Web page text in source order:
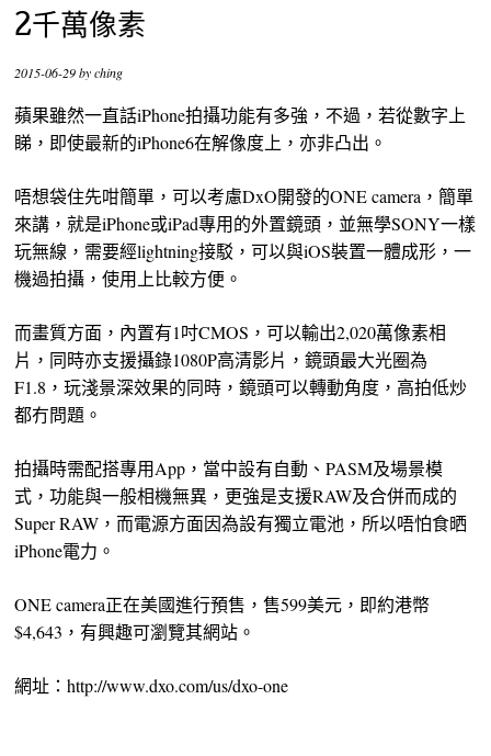
2千萬像素
2015-06-29byching
蘋果雖然一直話iPhone拍攝功能有多強，不過，若從數字上
睇，即使最新的iPhone6在解像度上，亦非凸出。
唔想袋住先咁簡單，可以考慮DxO開發的ONE camera，簡單
來講，就是iPhone或iPad專用的外置鏡頭，並無學SONY一樣
玩無線，需要經lightning接駁，可以與iOS裝置一體成形，一
機過拍攝，使用上比較方便。
而畫質方面，內置有1吋CMOS，可以輸出2,020萬像素相
片，同時亦支援攝錄1080P高清影片，鏡頭最大光圈為
F1.8，玩淺景深效果的同時，鏡頭可以轉動角度，高拍低炒
都冇問題。
拍攝時需配搭專用App，當中設有自動、PASM及場景模
式，功能與一般相機無異，更強是支援RAW及合併而成的
Super RAW，而電源方面因為設有獨立電池，所以唔怕食晒
iPhone電力。
ONE camera正在美國進行預售，售599美元，即約港幣
$4,643，有興趣可瀏覽其網站。
網址：http://www.dxo.com/us/dxo-one